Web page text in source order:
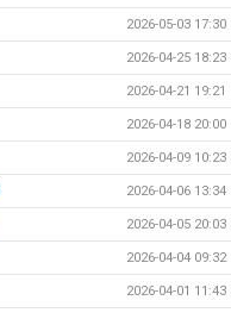
2026-05-03 17:30
2026-04-25 18:23
2026-04-21 19:21
2026-04-18 20:00
2026-04-09 10:23
2026-04-06 13:34
2026-04-05 20:03
2026-04-04 09:32
2026-04-01 11:43